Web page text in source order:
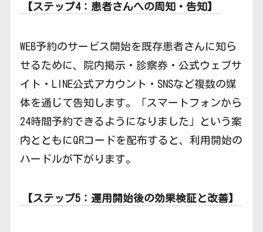
【ステップ4：患者さんへの周知・告知】
WEB予約のサービス開始を既存患者さんに知ら
せるために、院内掲示・診察券・公式ウェブサ
イト・LINE公式アカウント・SNSなど複数の媒
体を通じて告知します。「スマートフォンから
24時間予約できるようになりました」という案
内とともにQRコードを配布すると、利用開始の
ハードルが下がります。
【ステップ5：運用開始後の効果検証と改善】